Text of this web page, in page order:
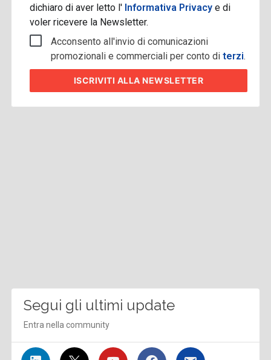
dichiaro di aver letto l' Informativa Privacye di
voler ricevere la Newsletter.
Acconsento all'invio di comunicazioni
promozionali e commerciali per conto diterzi.
ISCRIVITI ALLA NEWSLETTER
Segui gli ultimi update
Entra nella community